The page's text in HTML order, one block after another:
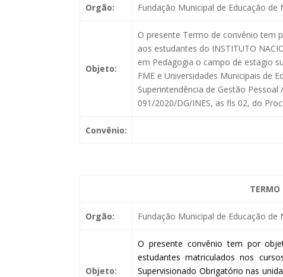
Orgão: Fundação Municipal de Educação de
Objeto:
O presente Termo de convênio
aos estudantes do INSTITUTO
em Pedagogia o campo de estagio
FME e Universidades Municipais de
Superintendência de Gestão Pessoal
091/2020/DG/INES, as fls 02, do
Convênio:
TERMO
Orgão: Fundação Municipal de Educação de
Objeto:
O presente convênio tem por
estudantes matriculados nos
Supervisionado Obrigatório nas